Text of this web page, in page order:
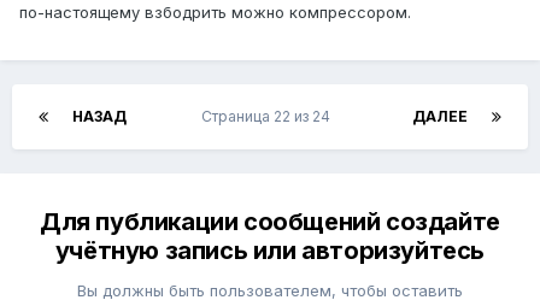
по-настоящему взбодрить можно компрессором.
НАЗАД ДАЛЕЕ
Страница 22 из 24
Для публикации сообщений создайте
учётную запись или авторизуйтесь
Вы должны быть пользователем, чтобы оставить